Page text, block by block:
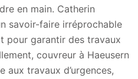
en main. Catherin
savoir-faire irréprochable
pour garantir des travaux
couvreur à Haeusern
aux travaux d’urgences,